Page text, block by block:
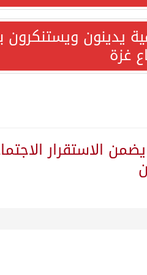
يدينون ويستنكرون
غزة
الاستقرار